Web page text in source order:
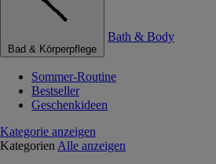
Bad & Körperpflege
Bath & Body
Sommer-Routine
Bestseller
Geschenkideen
Kategorie anzeigen
Kategorien Alle anzeigen